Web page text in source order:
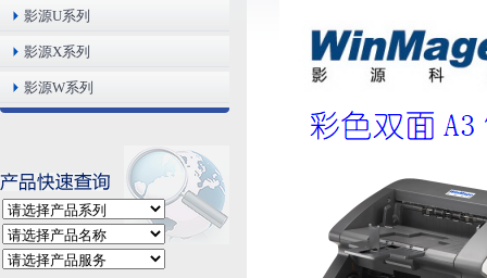
影源U系列
影源X系列
影源W系列